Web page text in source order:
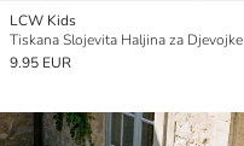
LCW Kids
Tiskana Slojevita Haljina za Djevojke
9.95 EUR